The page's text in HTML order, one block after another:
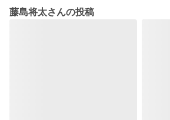
藤島将太さんの投稿